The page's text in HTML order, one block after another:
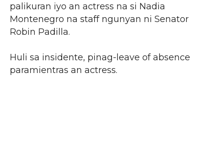
palikuran iyo an actress na si Nadia
Montenegro na staff ngunyan ni Senator
Robin Padilla.
Huli sa insidente, pinag-leave of absence
paramientras an actress.